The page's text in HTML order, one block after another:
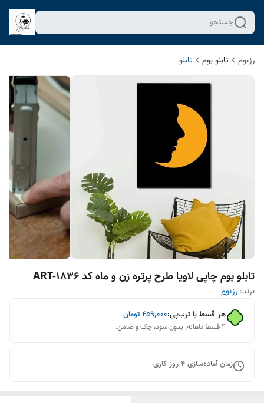
جستجو
رزبوم تابلو بوم تابلو
تابلو بوم چاپی لاویا طرح پرتره زن و ماه کد ART-1836
برند: رزبوم
هر قسط با ترب‌پی:۴۵۹٬۰۰۰تومان
۴ قسط ماهانه. بدون سود، چک و ضامن.
زمان آماده‌سازی4روز کاری